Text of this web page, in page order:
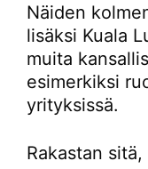
Näiden
lisäksi Kuala
muita
esimerkiksi
yrityksissä.
Rakastan